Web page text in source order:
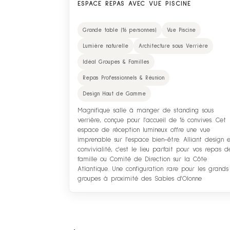
ESPACE REPAS AVEC VUE PISCINE
Grande table (16 personnes) Vue Piscine
Lumière naturelle Architecture sous Verrière
Idéal Groupes & Familles
Repas Professionnels & Réunion
Design Haut de Gamme
Magnifique salle à manger de standing sous
verrière, conçue pour l'accueil de 16 convives. Cet
espace de réception lumineux offre une vue
imprenable sur l'espace bien-être. Alliant design
convivialité, c'est le lieu parfait pour vos repas
famille ou Comité de Direction sur la Côte
Atlantique. Une configuration rare pour les grands
groupes à proximité des Sables d'Olonne